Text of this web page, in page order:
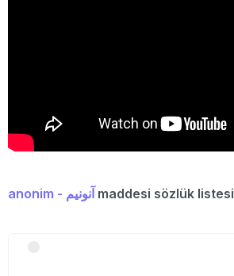
anonim - آنونیم maddesi sözlük listesi